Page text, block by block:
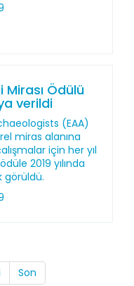
Ödülü
verildi
(EAA)
miras alanına
için her yıl
2019 yılında
görüldü.
Son